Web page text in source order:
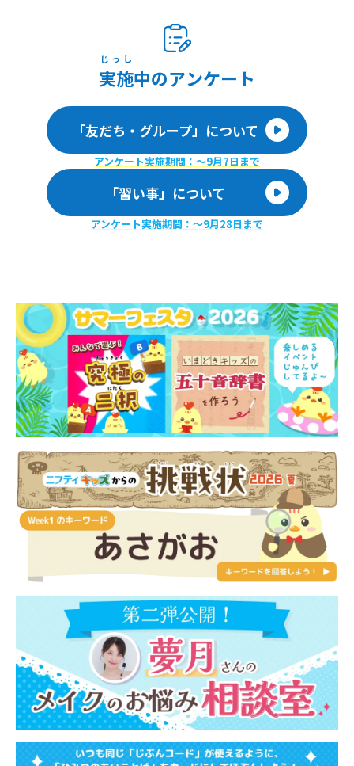
実施
じっし
中のアンケート
「友だち・グループ」について
アンケート実施期間：〜9月7日まで
「習い事」について
アンケート実施期間：〜9月28日まで